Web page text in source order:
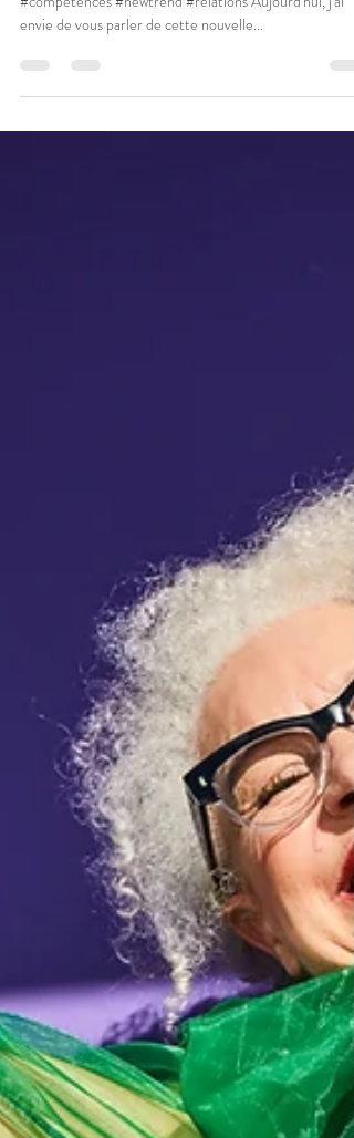
L'assertivité est-elle devenue la
nouvelle compétence à la mode ?
envie de vous parler de cette nouvelle...